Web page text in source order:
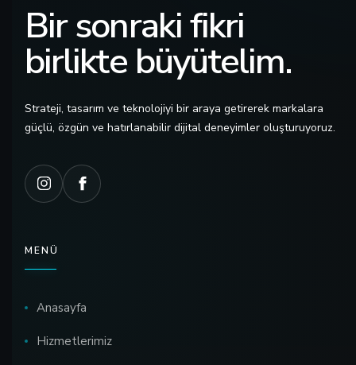
Bir sonraki fikri
birlikte büyütelim.
Strateji, tasarım ve teknolojiyi bir araya getirerek markalara
güçlü, özgün ve hatırlanabilir dijital deneyimler oluşturuyoruz.
MENÜ
Anasayfa
Hizmetlerimiz